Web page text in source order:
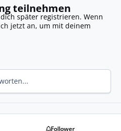
teilnehmen
später registrieren. Wenn
jetzt an, um mit deinem
Follower